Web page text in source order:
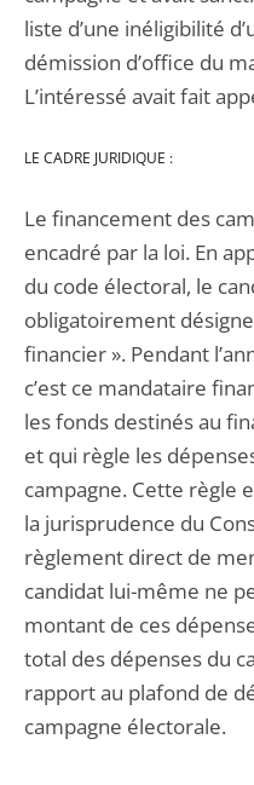
liste d’une inéligibilité
démission d’office du
L’intéressé avait fait
LE CADRE JURIDIQUE :
Le financement des
encadré par la loi. En
du code électoral, le
obligatoirement
financier ». Pendant
c’est ce mandataire
les fonds destinés au
et qui règle les
campagne. Cette règle
la jurisprudence du
règlement direct de
candidat lui-même ne
montant de ces
total des dépenses du
rapport au plafond de
campagne électorale.